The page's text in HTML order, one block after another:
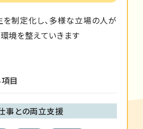
制定化し、多様な立場の人が
境を整えていきます
目
事との両立支援